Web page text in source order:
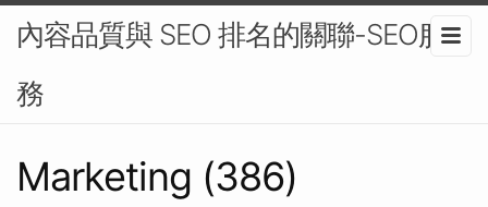
內容品質與 SEO 排名的關聯-SEO服
務
Marketing (386)